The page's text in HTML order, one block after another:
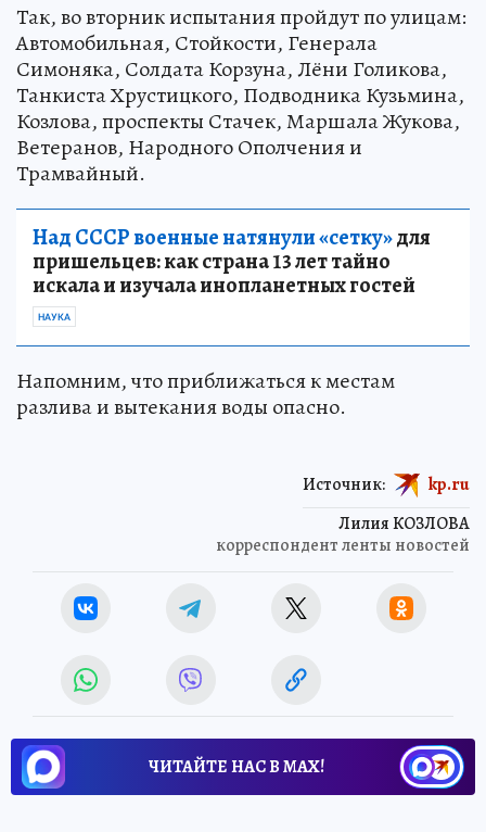
Так, во вторник испытания пройдут по улицам:
Автомобильная, Стойкости, Генерала
Симоняка, Солдата Корзуна, Лёни Голикова,
Танкиста Хрустицкого, Подводника Кузьмина,
Козлова, проспекты Стачек, Маршала Жукова,
Ветеранов, Народного Ополчения и
Трамвайный.
Над СССР военные натянули «сетку»для
пришельцев: как страна 13 лет тайно
искала и изучала инопланетных гостей
НАУКА
Напомним, что приближаться к местам
разлива и вытекания воды опасно.
Лилия КОЗЛОВА
корреспондент ленты новостей
Источник: kp.ru
ЧИТАЙТЕ НАС В МАХ!